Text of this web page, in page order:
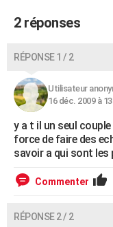
GUIDES D'ACHAT
Carte de Noël
Carte Bonne année
Carte Saint-Valentin
Carte Pâques
Carte d'anniversaire
DICTIONNAIRE
Dictionnaire
Biographies
Citations
Expressions
Proverbes
PROGRAMME TV
COPAINS D'AVANT
S'inscrire
Se connecter
Lycées
Collèges
Primaires
Universités
Entreprises
Service militaire
Avis de recherche
AVIS DE DÉCÈS
FORUM
2 réponses
RÉPONSE 1 / 2
Utilisateur
16 déc. 2009 à
y a t il un seul
force de faire des
savoir a qui sont les
Commenter
RÉPONSE 2 / 2